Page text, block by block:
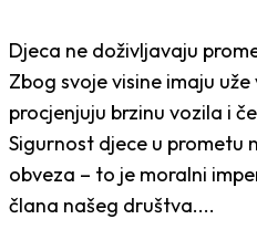
Djeca ne doživljavaju
Zbog svoje visine imaju
procjenjuju brzinu vozila i
Sigurnost djece u prometu
obveza – to je moralni
člana našeg društva....